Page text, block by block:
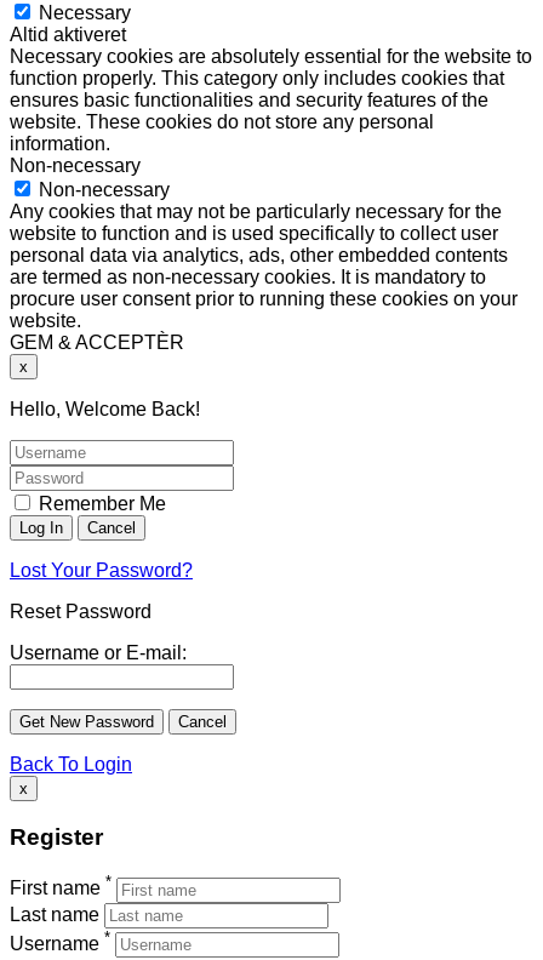
Necessary
Altid aktiveret
Necessary cookies are absolutely essential for the website to
function properly. This category only includes cookies that
ensures basic functionalities and security features of the
website. These cookies do not store any personal
information.
Non-necessary
Non-necessary
Any cookies that may not be particularly necessary for the
website to function and is used specifically to collect user
personal data via analytics, ads, other embedded contents
are termed as non-necessary cookies. It is mandatory to
procure user consent prior to running these cookies on your
website.
GEM & ACCEPTÈR
x
Hello, Welcome Back!
Remember Me
Lost Your Password?
Reset Password
Username or E-mail:
Back To Login
x
Register
First name *
Last name
Username *